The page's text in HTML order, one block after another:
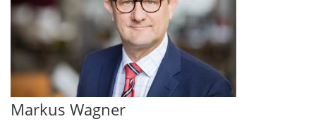
Markus Wagner